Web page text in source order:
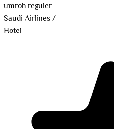
umroh reguler
Saudi Airlines/
Hotel